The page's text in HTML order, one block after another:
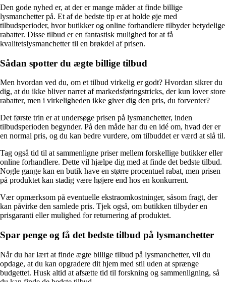
Den gode nyhed er, at der er mange måder at finde billige
lysmanchetter på. Et af de bedste tip er at holde øje med
tilbudsperioder, hvor butikker og online forhandlere tilbyder betydelige
rabatter. Disse tilbud er en fantastisk mulighed for at få
kvalitetslysmanchetter til en brøkdel af prisen.
Sådan spotter du ægte billige tilbud
Men hvordan ved du, om et tilbud virkelig er godt? Hvordan sikrer du
dig, at du ikke bliver narret af markedsføringstricks, der kun lover store
rabatter, men i virkeligheden ikke giver dig den pris, du forventer?
Det første trin er at undersøge prisen på lysmanchetter, inden
tilbudsperioden begynder. På den måde har du en idé om, hvad der er
en normal pris, og du kan bedre vurdere, om tilbuddet er værd at slå til.
Tag også tid til at sammenligne priser mellem forskellige butikker eller
online forhandlere. Dette vil hjælpe dig med at finde det bedste tilbud.
Nogle gange kan en butik have en større procentuel rabat, men prisen
på produktet kan stadig være højere end hos en konkurrent.
Vær opmærksom på eventuelle ekstraomkostninger, såsom fragt, der
kan påvirke den samlede pris. Tjek også, om butikken tilbyder en
prisgaranti eller mulighed for returnering af produktet.
Spar penge og få det bedste tilbud på lysmanchetter
Når du har lært at finde ægte billige tilbud på lysmanchetter, vil du
opdage, at du kan opgradere dit hjem med stil uden at sprænge
budgettet. Husk altid at afsætte tid til forskning og sammenligning, så